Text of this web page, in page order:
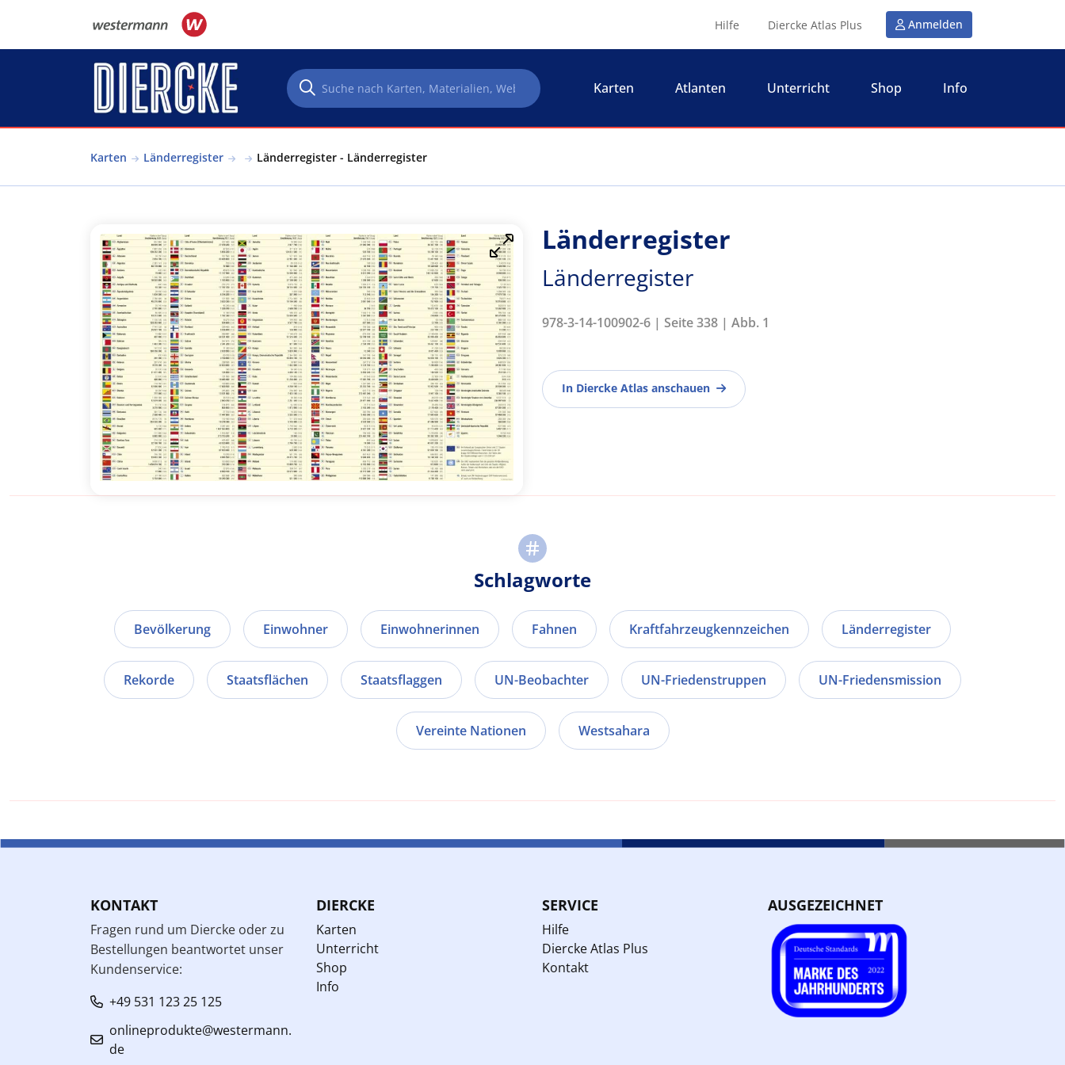
Hilfe Diercke Atlas Plus Anmelden
Karten Atlanten Unterricht Shop Info
Karten Länderregister Länderregister - Länderregister
Länderregister
Länderregister
978-3-14-100902-6 | Seite 338 | Abb. 1
In Diercke Atlas anschauen
Schlagworte
Bevölkerung Einwohner Einwohnerinnen Fahnen Kraftfahrzeugkennzeichen Länderregister
Rekorde Staatsflächen Staatsflaggen UN-Beobachter UN-Friedenstruppen UN-Friedensmission
Vereinte Nationen Westsahara
KONTAKT
Fragen rund um Diercke oder zu
Bestellungen beantwortet unser
Kundenservice:
+49 531 123 25 125
onlineprodukte@westermann.
de
DIERCKE
Karten
Unterricht
Shop
Info
SERVICE
Hilfe
Diercke Atlas Plus
Kontakt
AUSGEZEICHNET